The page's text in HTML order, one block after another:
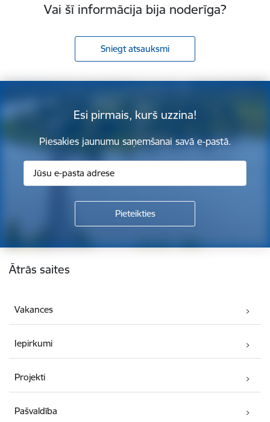
Vai šī informācija bija noderīga?
Sniegt atsauksmi
Esi pirmais, kurš uzzina!
Piesakies jaunumu saņemšanai savā e-pastā.
Kājene
Ātrās saites
Vakances
Iepirkumi
Projekti
Pašvaldība